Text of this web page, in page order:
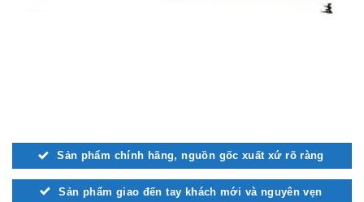
Sản phẩm chính hãng, nguồn gốc xuất xứ rõ ràng
Sản phẩm giao đến tay khách mới và nguyên vẹn